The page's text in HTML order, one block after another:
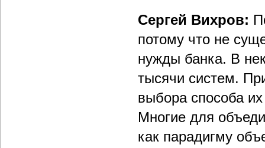
Сергей Вихров:
потому что не
нужды банка. В
тысячи систем.
выбора способа
Многие для
как парадигму